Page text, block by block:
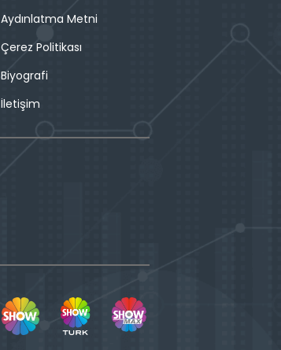
Aydınlatma Metni
Çerez Politikası
Biyografi
İletişim